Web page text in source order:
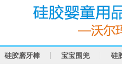
硅胶磨牙棒 宝宝围兜 硅